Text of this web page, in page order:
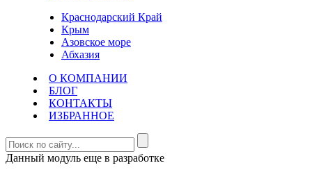
Краснодарский Край
Крым
Азовское море
Абхазия
О КОМПАНИИ
БЛОГ
КОНТАКТЫ
ИЗБРАННОЕ
Данный модуль еще в разработке